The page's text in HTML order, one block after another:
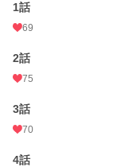
1話
69
2話
75
3話
70
4話